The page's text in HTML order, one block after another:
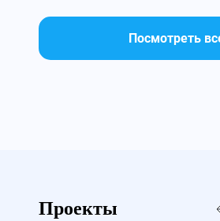
Посмотреть
Проекты